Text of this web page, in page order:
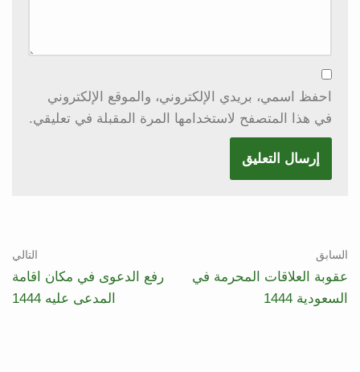
احفظ اسمي، بريدي الإلكتروني، والموقع الإلكتروني
في هذا المتصفح لاستخدامها المرة المقبلة في تعليقي.
السابق
عقوبة العلاقات المحرمة في
السعودية 1444
التالي
رفع الدعوى في مكان اقامة
المدعى عليه 1444